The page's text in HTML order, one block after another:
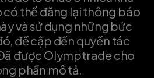
có thể đăng lại thông báo
và sử dụng những bức
đề cập đến quyền tác
được Olymptrade cho
phần mô tả.